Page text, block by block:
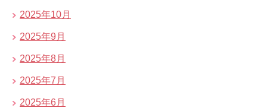
2025年10月
2025年9月
2025年8月
2025年7月
2025年6月